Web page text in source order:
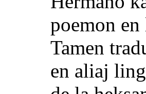
poemon
Tamen
en aliaj